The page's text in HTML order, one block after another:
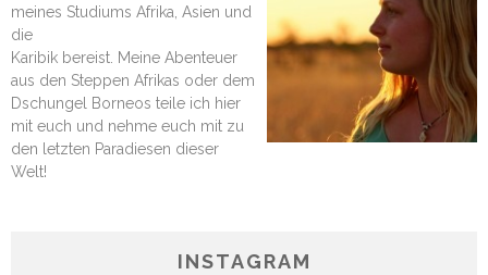
meines Studiums Afrika, Asien und
die
Karibik bereist. Meine Abenteuer
aus den Steppen Afrikas oder dem
Dschungel Borneos teile ich hier
mit euch und nehme euch mit zu
den letzten Paradiesen dieser
Welt!
INSTAGRAM